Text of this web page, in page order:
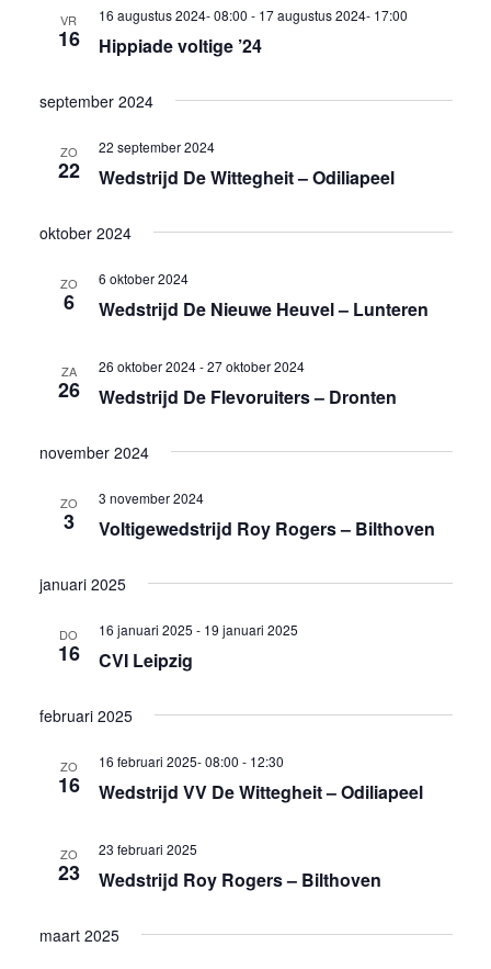
VR
16 Hippiade voltige ’24
16 augustus 2024- 08:00 - 17 augustus 2024- 17:00
september 2024
ZO
22 Wedstrijd De Wittegheit – Odiliapeel
22 september 2024
oktober 2024
ZO
6 Wedstrijd De Nieuwe Heuvel – Lunteren
6 oktober 2024
ZA
26 Wedstrijd De Flevoruiters – Dronten
26 oktober 2024-27 oktober 2024
november 2024
ZO
3 Voltigewedstrijd Roy Rogers – Bilthoven
3 november 2024
januari 2025
DO
16 CVI Leipzig
16 januari 2025 - 19 januari 2025
februari 2025
ZO
16 Wedstrijd VV De Wittegheit – Odiliapeel
16 februari 2025- 08:00 - 12:30
ZO
23 Wedstrijd Roy Rogers – Bilthoven
23 februari 2025
maart 2025